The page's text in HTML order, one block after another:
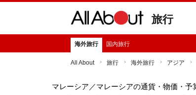
旅行
海外旅行 国内旅行
All About 旅行 海外旅行 アジア
マレーシア ／マレーシアの通貨・物価・予